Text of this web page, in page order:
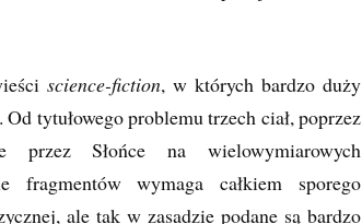
science-fiction, w których bardzo duży
tytułowego problemu trzech ciał, poprzez
przez Słońce na wielowymiarowych
fragmentów wymaga całkiem sporego
ale tak w zasadzie podane są bardzo